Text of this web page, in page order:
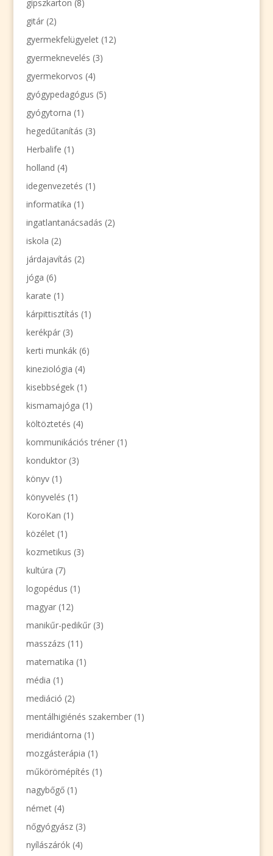
gipszkarton (8)
gitár(2)
gyermekfelügyelet(12)
gyermeknevelés (3)
gyermekorvos (4)
gyógypedagógus (5)
gyógytorna (1)
hegedűtanítás (3)
Herbalife (1)
holland (4)
idegenvezetés (1)
informatika (1)
ingatlantanácsadás (2)
iskola (2)
járdajavítás (2)
jóga (6)
karate (1)
kárpittisztítás (1)
kerékpár(3)
kerti munkák(6)
kineziológia (4)
kisebbségek(1)
kismamajóga (1)
költöztetés (4)
kommunikációs tréner(1)
konduktor(3)
könyv(1)
könyvelés (1)
KoroKan (1)
közélet(1)
kozmetikus (3)
kultúra (7)
logopédus (1)
magyar(12)
manikűr-pedikűr(3)
masszázs (11)
matematika (1)
média (1)
mediáció (2)
mentálhigiénés szakember(1)
meridiántorna (1)
mozgásterápia (1)
műkörömépítés (1)
nagybőgő(1)
német(4)
nőgyógyász(3)
nyílászárók(4)